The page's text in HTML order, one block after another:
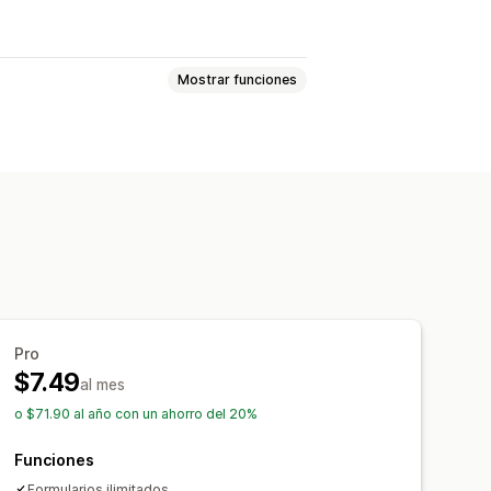
Mostrar funciones
idiomas Lógica dinámica
GDPR
automática
Pro
$7.49al mes
o $71.90 al año con un ahorro del 20%
Funciones